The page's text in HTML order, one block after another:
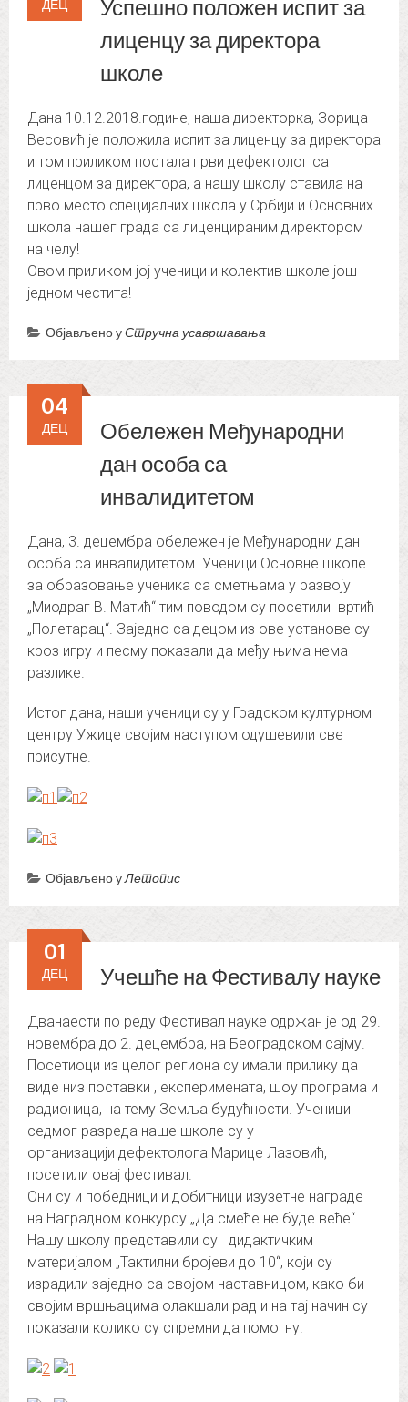
Успешно положен испит за
лиценцу за директора
школе
ДЕЦ
Дана 10.12.2018.године, наша директорка, Зорица
Весовић је положила испит за лиценцу за директора
и том приликом постала први дефектолог са
лиценцом за директора, а нашу школу ставила на
прво место специјалних школа у Србији и Основних
школа нашег града са лиценцираним директором
на челу!
Oвом приликом јој ученици и колектив школе још
једном честита!
Објављено уСтручна усавршавања
Обележен Међународни
дан особа са
инвалидитетом
04
ДЕЦ
Дана, 3. децембра обележен је Међународни дан
особа са инвалидитетом. Ученици Основне школе
за образовање ученика са сметњама у развоју
„Миодраг В. Матић“ тим поводом су посетили вртић
„Полетарац“. Заједно са децом из ове установе су
кроз игру и песму показали да међу њима нема
разлике.
Истог дана, наши ученици су у Градском културном
центру Ужице својим наступом одушевили све
присутне.
Објављено уЛетопис
Учешће на Фестивалу науке
01
ДЕЦ
Дванаести по реду Фестивал науке одржан је од 29.
новембра до 2. децембра, на Београдском сајму.
Посетиоци из целог региона су имали прилику да
виде низ поставки , експеримената, шоу програма и
радионица, на тему Земља будућности. Ученици
седмог разреда наше школе су у
организацији дефектолога Марице Лазовић,
посетили овај фестивал.
Они су и победници и добитници изузетне награде
на Наградном конкурсу „Да смеће не буде веће“.
Нашу школу представили су дидактичким
материјалом „Тактилни бројеви до 10“, који су
израдили заједно са својом наставницом, како би
својим вршњацима олакшали рад и на тај начин су
показали колико су спремни да помогну.